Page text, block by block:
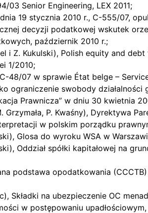
03 Senior Engineering, LEX 2011;
19 stycznia 2010 r., C-555/07,
decyzji podatkowej wskutek
październik 2010 r.;
i Z. Kukulski), Polish equity and
1/2010;
48/07 w sprawie État belge –
ograniczenie swobody
Prawnicza” w dniu 30 kwietnia
Grzymała, P. Kwaśny), Dyrektywa
w polskim porządku
Glosa do wyroku WSA w
Oddział spółki kapitałowej na
podstawa opodatkowania
Składki na ubezpieczenie OC
w postępowaniu